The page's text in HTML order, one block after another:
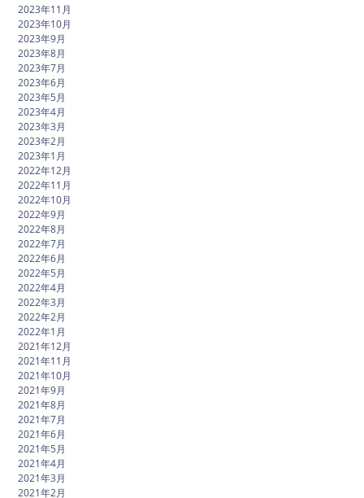
2023年11月
2023年10月
2023年9月
2023年8月
2023年7月
2023年6月
2023年5月
2023年4月
2023年3月
2023年2月
2023年1月
2022年12月
2022年11月
2022年10月
2022年9月
2022年8月
2022年7月
2022年6月
2022年5月
2022年4月
2022年3月
2022年2月
2022年1月
2021年12月
2021年11月
2021年10月
2021年9月
2021年8月
2021年7月
2021年6月
2021年5月
2021年4月
2021年3月
2021年2月